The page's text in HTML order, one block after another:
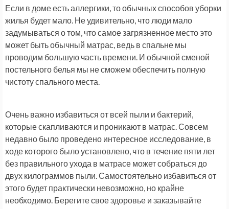
Если в доме есть аллергики, то обычных способов уборки
жилья будет мало. Не удивительно, что люди мало
задумываться о том, что самое загрязненное место это
может быть обычный матрас, ведь в спальне мы
проводим большую часть времени. И обычной сменой
постельного белья мы не сможем обеспечить полную
чистоту спального места.
Очень важно избавиться от всей пыли и бактерий,
которые скапливаются и проникают в матрас. Совсем
недавно было проведено интересное исследование, в
ходе которого было установлено, что в течение пяти лет
без правильного ухода в матрасе может собраться до
двух килограммов пыли. Самостоятельно избавиться от
этого будет практически невозможно, но крайне
необходимо. Берегите свое здоровье и заказывайте